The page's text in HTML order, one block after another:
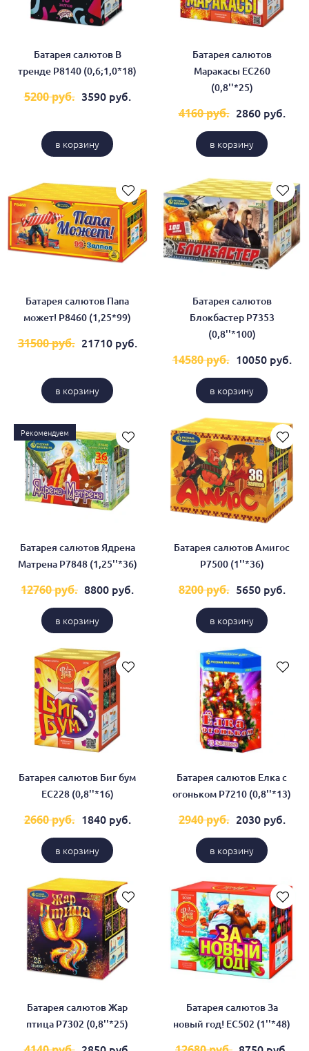
Батарея салютов В
тренде Р8140 (0,6;1,0*18)
5200 руб. 3590 руб.
в корзину
Батарея салютов
Маракасы ЕС260
(0,8''*25)
4160 руб. 2860 руб.
в корзину
Батарея салютов Папа
может! Р8460 (1,25*99)
31500 руб. 21710 руб.
в корзину
Батарея салютов
Блокбастер Р7353
(0,8''*100)
14580 руб. 10050 руб.
в корзину
Рекомендуем
Батарея салютов Ядрена
Матрена Р7848 (1,25''*36)
12760 руб. 8800 руб.
в корзину
Батарея салютов Амигос
Р7500 (1''*36)
8200 руб. 5650 руб.
в корзину
Батарея салютов Биг бум
ЕС228 (0,8''*16)
2660 руб. 1840 руб.
в корзину
Батарея салютов Елка с
огоньком Р7210 (0,8''*13)
2940 руб. 2030 руб.
в корзину
Батарея салютов Жар
птица Р7302 (0,8''*25)
Батарея салютов За
новый год! ЕС502 (1''*48)